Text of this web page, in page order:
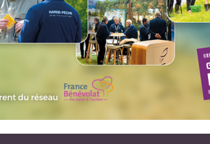
PROJET RÉGLEMENTAIRE
Voir l'actu